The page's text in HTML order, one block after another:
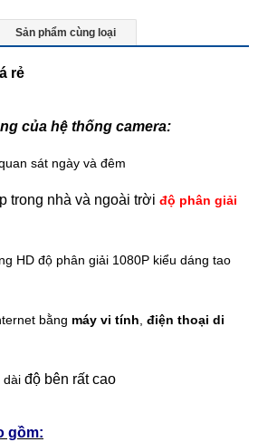
Sản phẩm cùng loại
rẻ
của hệ thống camera:
sát ngày và đêm
trong nhà và ngoài trời độ phân giải
HD độ phân giải 1080P kiểu dáng tao
bằng máy vi tính, điện thoại di
dài độ bên rất cao
gồm: